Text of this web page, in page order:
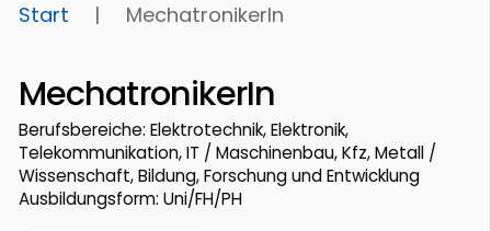
Start | MechatronikerIn
MechatronikerIn
Berufsbereiche: Elektrotechnik, Elektronik,
Telekommunikation, IT / Maschinenbau, Kfz, Metall /
Wissenschaft, Bildung, Forschung und Entwicklung
Ausbildungsform: Uni/FH/PH